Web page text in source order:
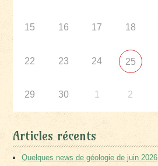
15 16 17 18
22 23 24 25
29 30 1 2
Articles récents
Quelques news de géologie de juin 2026